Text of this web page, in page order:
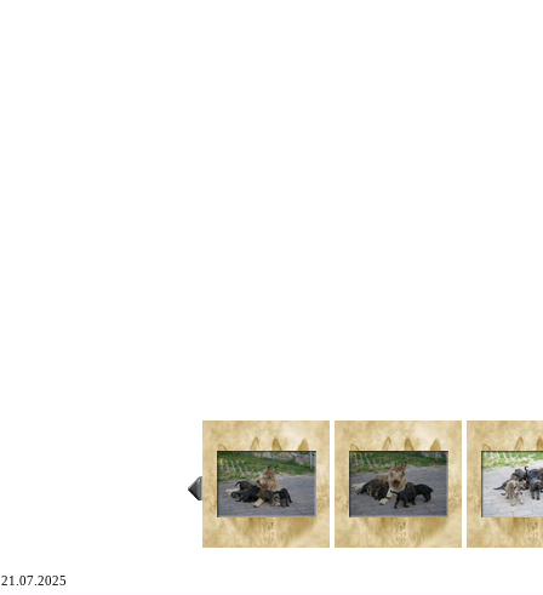
21.07.2025